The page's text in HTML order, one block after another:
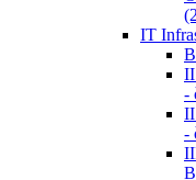
IT
-
-